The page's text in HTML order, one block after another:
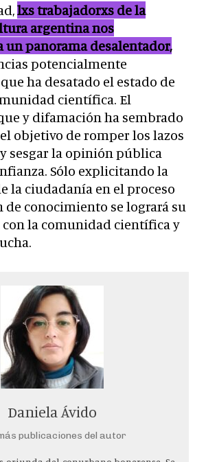
lxs trabajadorxs de la
argentina nos
un panorama desalentador,
potencialmente
ha desatado el estado de
científica. El
y difamación ha sembrado
objetivo de romper los lazos
sesgar la opinión pública
Sólo explicitando la
la ciudadanía en el proceso
conocimiento se logrará su
la comunidad científica y
Daniela Ávido
publicaciones del autor